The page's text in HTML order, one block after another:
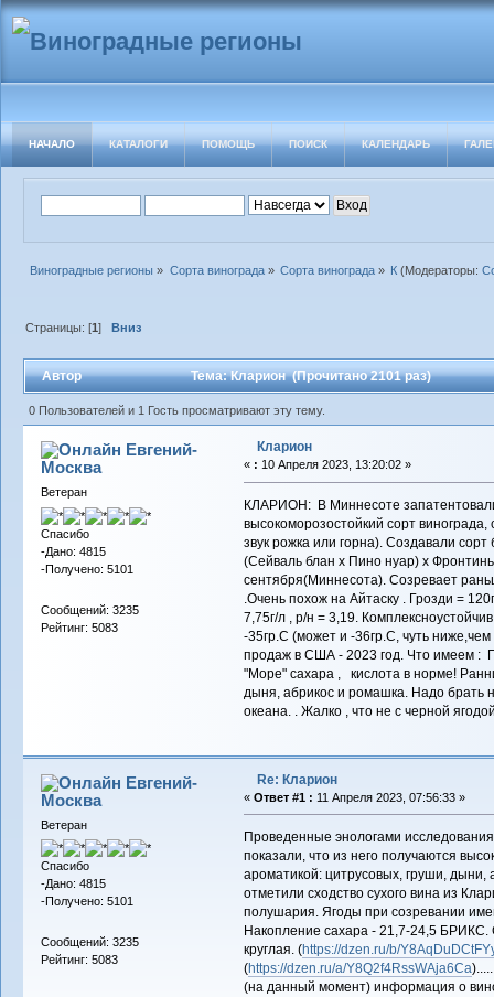
НАЧАЛО КАТАЛОГИ ПОМОЩЬ ПОИСК КАЛЕНДАРЬ
Виноградные регионы » Сорта винограда» Сорта винограда» К (Модераторы:
Страницы: [1] Вниз
Автор Тема: Кларион (Прочитано 2101 раз)
0 Пользователей и 1 Гость просматривают эту тему.
Евгений-
Москва
Ветеран
Спасибо
-Дано: 4815
-Получено: 5101
Сообщений: 3235
Рейтинг: 5083
Кларион
« : 10 Апреля 2023, 13:20:02 »
КЛАРИОН: В Миннесоте
высокоморозостойкий сорт
звук рожка или горна). Создавали
(Сейваль блан х Пино нуар) х
сентября(Миннесота). Созревает
.Очень похож на Айтаску . Грозди =
7,75г/л , р/н = 3,19.
-35гр.С (может и -36гр.С, чуть
продаж в США - 2023 год. Что имеем :
"Море" сахара , кислота в норме!
дыня, абрикос и ромашка. Надо брать
океана. . Жалко , что не с черной
Евгений-
Москва
Ветеран
Спасибо
-Дано: 4815
-Получено: 5101
Сообщений: 3235
Рейтинг: 5083
Re: Кларион
« Ответ #1 : 11 Апреля 2023, 07:56:33 »
Проведенные энологами
показали, что из него получаются
ароматикой: цитрусовых, груши, дыни,
отметили сходство сухого вина из
полушария. Ягоды при созревании
Накопление сахара - 21,7-24,5 БРИКС.
круглая. (https://dzen.ru/b/
(https://dzen.ru/a/Y8Q2f4RssWAja6Ca
(на данный момент) информация о